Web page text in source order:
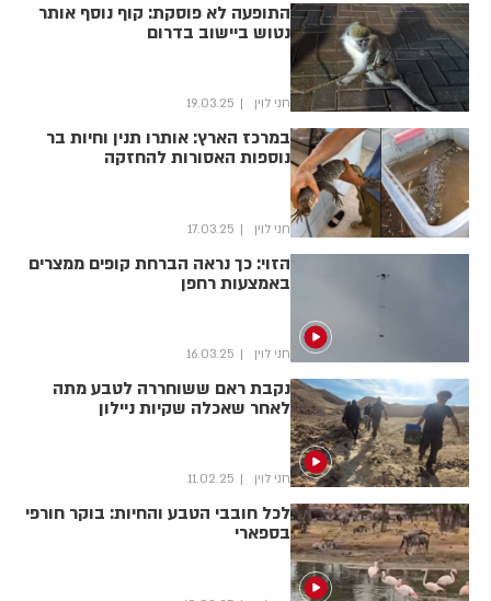
התופעה לא פוסקת: קוף נוסף אותר
נטוש ביישוב בדרום
חני לוין 19.03.25
במרכז הארץ: אותרו תנין וחיות בר
נוספות האסורות להחזקה
חני לוין 17.03.25
הזוי: כך נראה הברחת קופים ממצרים
באמצעות רחפן
חני לוין 16.03.25
נקבת ראם ששוחררה לטבע מתה
לאחר שאכלה שקיות ניילון
חני לוין 11.02.25
לכל חובבי הטבע והחיות: בוקר חורפי
בספארי